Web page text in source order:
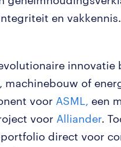
en vakkennis.
innovatie
of
voor ASML, een
voor Alliander.
direct voor